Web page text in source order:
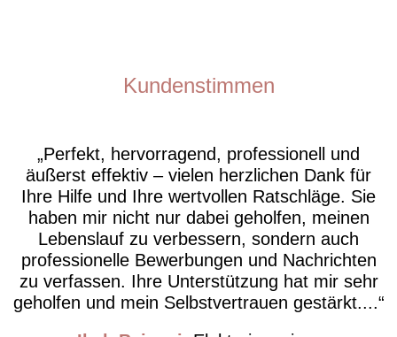
Kundenstimmen
Perfekt, hervorragend, professionell und
äußerst effektiv – vielen herzlichen Dank für
Ihre Hilfe und Ihre wertvollen Ratschläge. Sie
haben mir nicht nur dabei geholfen, meinen
Lebenslauf zu verbessern, sondern auch
professionelle Bewerbungen und Nachrichten
zu verfassen. Ihre Unterstützung hat mir sehr
geholfen und mein Selbstvertrauen gestärkt....